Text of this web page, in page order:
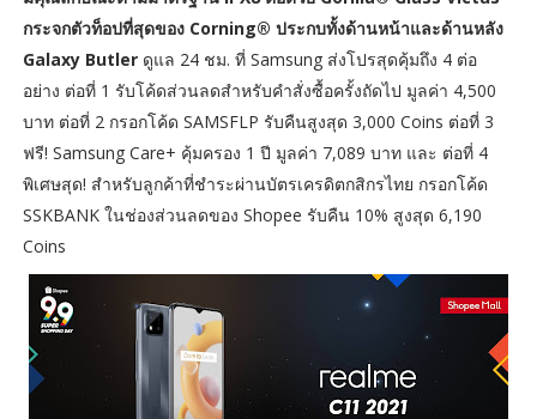
กระจกตัวท็อปที่สุดของ Corning® ประกบทั้งด้านหน้าและด้านหลัง
Galaxy Butler ดูแล 24 ชม. ที่ Samsung ส่งโปรสุดคุ้มถึง 4 ต่อ
อย่าง ต่อที่ 1 รับโค้ดส่วนลดสำหรับคำสั่งซื้อครั้งถัดไป มูลค่า 4,500
บาท ต่อที่ 2 กรอกโค้ด SAMSFLP รับคืนสูงสุด 3,000 Coins ต่อที่ 3
ฟรี! Samsung Care+ คุ้มครอง 1 ปี มูลค่า 7,089 บาท และ ต่อที่ 4
พิเศษสุด! สำหรับลูกค้าที่ชำระผ่านบัตรเครดิตกสิกรไทย กรอกโค้ด
SSKBANK ในช่องส่วนลดของ Shopee รับคืน 10% สูงสุด 6,190
Coins